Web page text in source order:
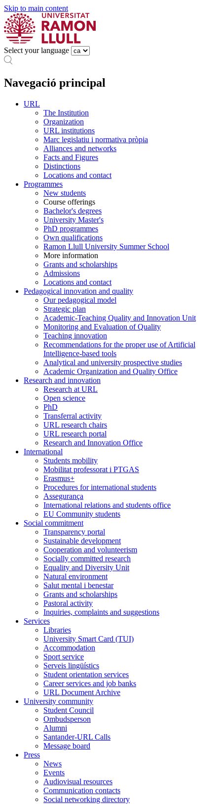
Skip to main content
Select your language
Navegació principal
URL
The Institution
Organization
URL institutions
Marc legislatiu i normativa pròpia
Alliances and networks
Facts and Figures
Distinctions
Locations and contact
Programmes
New students
Course offerings
Bachelor's degrees
University Master's
PhD programmes
Own qualifications
Ramon Llull University Summer School
More information
Grants and scholarships
Admissions
Locations and contact
Pedagogical innovation and quality
Our pedagogical model
Strategic plan
Academic-Teaching Quality and Innovation Unit
Monitoring and Evaluation of Quality
Teaching innovation
Recommendations for the proper use of Artificial
Intelligence-based tools
Analytical and university prospective studies
Academic Organization and Quality Office
Research and innovation
Research at URL
Open science
PhD
Transferral activity
URL research chairs
URL research portal
Research and Innovation Office
International
Students mobility
Mobilitat professorat i PTGAS
Erasmus+
Procedures for international students
Assegurança
International relations and students office
EU Community students
Social commitment
Transparency portal
Sustainable development
Cooperation and volunteerism
Socially committed research
Equality and Diversity Unit
Natural environment
Salut mental i benestar
Grants and scholarships
Pastoral activity
Inquiries, complaints and suggestions
Services
Libraries
University Smart Card (TUI)
Accommodation
Sport service
Serveis lingüístics
Student orientation services
Career services and job banks
URL Document Archive
University community
Student Council
Ombudsperson
Alumni
Santander-URL Calls
Message board
Press
News
Events
Audiovisual resources
Communication contacts
Social networking directory